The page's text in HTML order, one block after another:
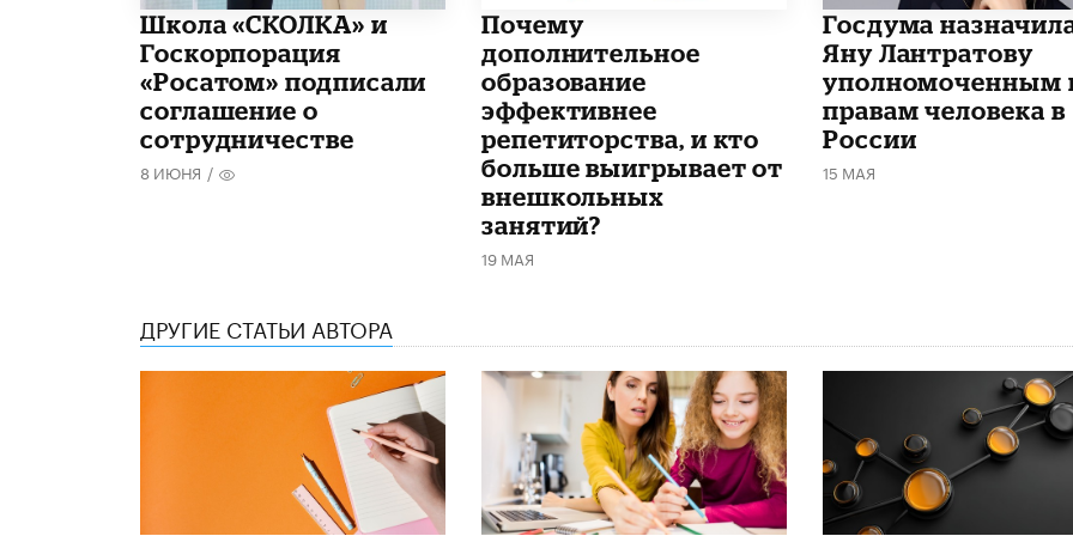
Школа «СКОЛКА» и
Госкорпорация
«Росатом» подписали
соглашение о
сотрудничестве
8 ИЮНЯ /
​Почему
дополнительное
образование
эффективнее
репетиторства, и кто
больше выигрывает от
внешкольных
занятий?
19 МАЯ
Госдума
Яну Лантратову
уполномоченным
правам человека в
России
15 МАЯ
ДРУГИЕ СТАТЬИ АВТОРА